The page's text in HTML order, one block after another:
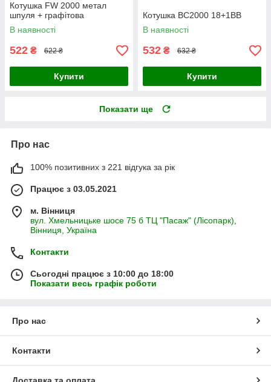
Котушка FW 2000 метал
шпуля + графітова
В наявності
522 ₴ 622 ₴
Купити
Котушка BC2000 18+1BB
В наявності
532 ₴ 632 ₴
Купити
Показати ще
Про нас
100% позитивних з 221 відгука за рік
Працює з 03.05.2021
м. Вінниця
вул. Хмельницьке шосе 75 б ТЦ "Пасаж" (Лісопарк),
Вінниця, Україна
Контакти
Сьогодні працює з 10:00 до 18:00
Показати весь графік роботи
Про нас
Контакти